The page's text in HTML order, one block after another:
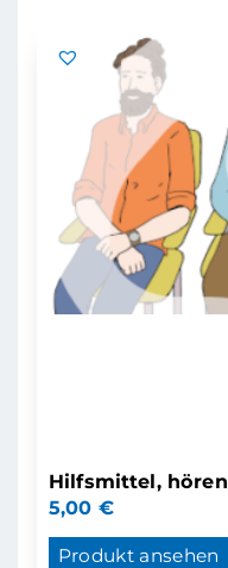
Hilfsmittel, hören
5,00 €
Produkt ansehen